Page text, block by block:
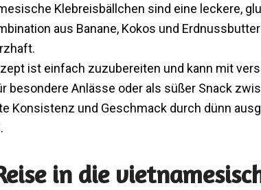
Klebreisbällchen sind eine leckere,
aus Banane, Kokos und
ist einfach zuzubereiten und kann mit
besondere Anlässe oder als süßer Snack
Konsistenz und Geschmack durch dünn
in die